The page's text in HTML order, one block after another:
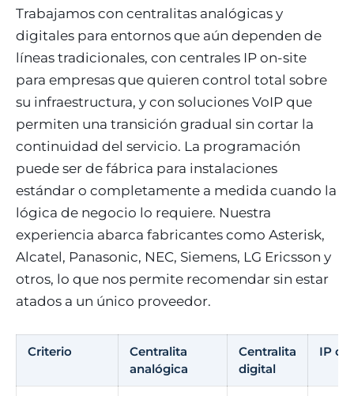
Trabajamos con centralitas analógicas y
digitales para entornos que aún dependen de
líneas tradicionales, con centrales IP on-site
para empresas que quieren control total sobre
su infraestructura, y con soluciones VoIP que
permiten una transición gradual sin cortar la
continuidad del servicio. La programación
puede ser de fábrica para instalaciones
estándar o completamente a medida cuando la
lógica de negocio lo requiere. Nuestra
experiencia abarca fabricantes como Asterisk,
Alcatel, Panasonic, NEC, Siemens, LG Ericsson y
otros, lo que nos permite recomendar sin estar
atados a un único proveedor.
Criterio
Centralita
analógica
Centralita
digital
IP